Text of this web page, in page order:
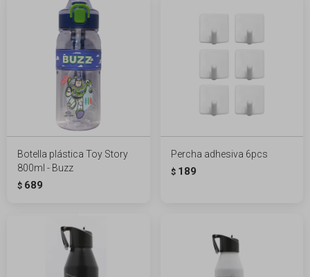
Botella plástica Toy Story
800ml - Buzz
$ 689
Percha adhesiva 6pcs
$ 189